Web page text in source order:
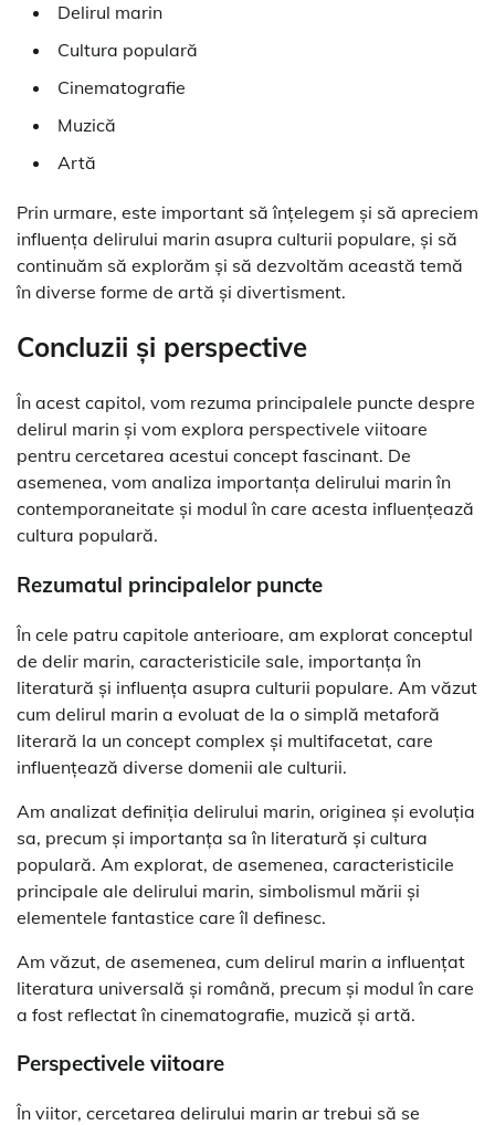
Delirul marin
Cultura populară
Cinematografie
Muzică
Artă
Prin urmare, este important să înțelegem și să apreciem
influența delirului marin asupra culturii populare, și să
continuăm să explorăm și să dezvoltăm această temă
în diverse forme de artă și divertisment.
Concluzii și perspective
În acest capitol, vom rezuma principalele puncte despre
delirul marin și vom explora perspectivele viitoare
pentru cercetarea acestui concept fascinant. De
asemenea, vom analiza importanța delirului marin în
contemporaneitate și modul în care acesta influențează
cultura populară.
Rezumatul principalelor puncte
În cele patru capitole anterioare, am explorat conceptul
de delir marin, caracteristicile sale, importanța în
literatură și influența asupra culturii populare. Am văzut
cum delirul marin a evoluat de la o simplă metaforă
literară la un concept complex și multifacetat, care
influențează diverse domenii ale culturii.
Am analizat definiția delirului marin, originea și evoluția
sa, precum și importanța sa în literatură și cultura
populară. Am explorat, de asemenea, caracteristicile
principale ale delirului marin, simbolismul mării și
elementele fantastice care îl definesc.
Am văzut, de asemenea, cum delirul marin a influențat
literatura universală și română, precum și modul în care
a fost reflectat în cinematografie, muzică și artă.
Perspectivele viitoare
În viitor, cercetarea delirului marin ar trebui să se